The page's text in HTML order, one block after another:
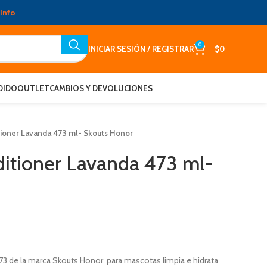
INICIAR SESIÓN / REGISTRAR 0 $0
OUTLETCAMBIOS Y DEVOLUCIONES
Lavanda 473 ml- Skouts Honor
Lavanda 473 ml-
de la marca Skouts Honor para mascotas limpia e hidrata